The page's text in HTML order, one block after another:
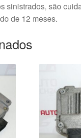
sinistrados, são
de 12 meses.